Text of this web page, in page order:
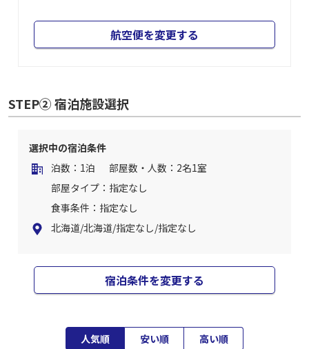
航空便を変更する
STEP② 宿泊施設選択
選択中の宿泊条件
泊数：1泊
部屋数・人数：2名1室
部屋タイプ：指定なし
食事条件：指定なし
北海道/北海道/指定なし/指定なし
宿泊条件を変更する
人気順 安い順 高い順